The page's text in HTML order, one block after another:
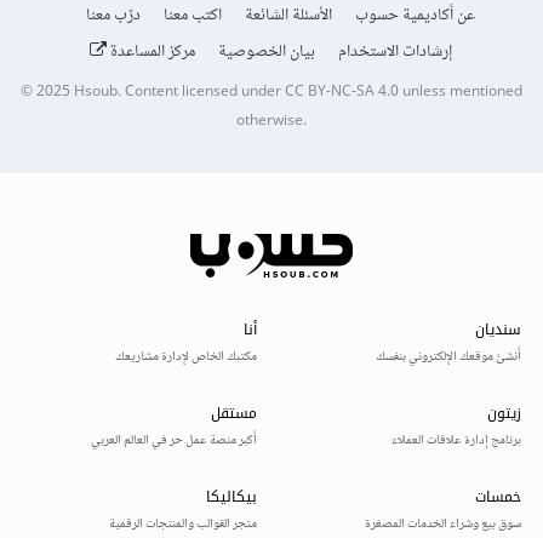
عن أكاديمية حسوب الأسئلة الشائعة اكتب معنا
درّب معنا
إرشادات الاستخدام
بيان الخصوصية مركز المساعدة
© 2025Hsoub.Content licensed underCC BY-NC-SA 4.0unless mentioned
otherwise.